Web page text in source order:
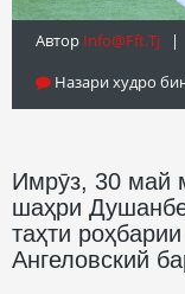
Автор Info@fft.tj |
Назари худро
Имрӯз, 30 май
шаҳри
таҳти
Ангеловский